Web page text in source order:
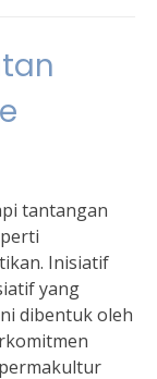
tantangan
Inisiatif
yang
dibentuk oleh